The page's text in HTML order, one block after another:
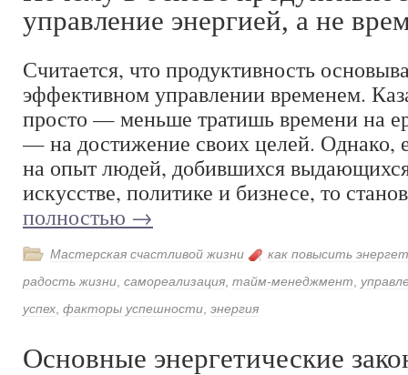
управление энергией, а не
Считается, что продуктивность
эффективном управлении временем.
просто — меньше тратишь времени на
— на достижение своих целей. Однако,
на опыт людей, добившихся выдающихся
искусстве, политике и бизнесе, то
полностью →
Мастерская счастливой жизни
как повысить
радость жизни самореализация тайм-менеджмент
успех факторы успешности энергия
Основные энергетические